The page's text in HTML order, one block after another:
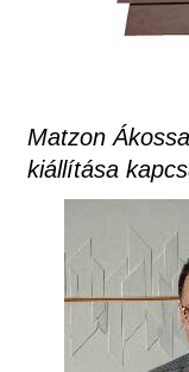
Matzon
kiállítása